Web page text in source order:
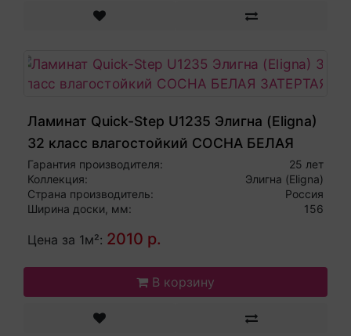
Ламинат Quick-Step U1235 Элигна (Eligna)
32 класс влагостойкий СОСНА БЕЛАЯ
ЗАТЕРТАЯ
Гарантия производителя:
25 лет
Коллекция:
Элигна (Eligna)
Страна производитель:
Россия
Ширина доски, мм:
156
Цена за 1м²: 2010 р.
В корзину